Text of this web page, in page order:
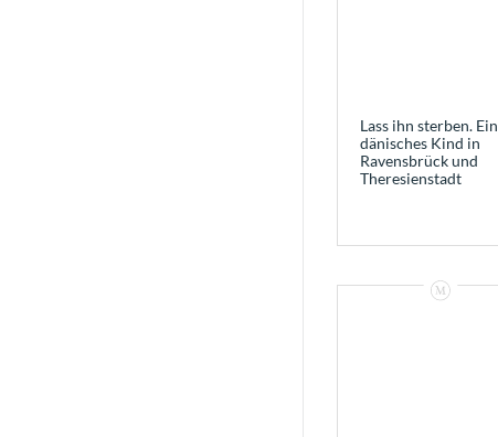
Lass ihn sterben. Ein
dänisches Kind in
Ravensbrück und
Theresienstadt